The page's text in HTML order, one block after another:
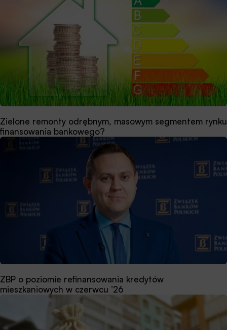
Zielone remonty odrębnym, masowym segmentem rynku
finansowania bankowego?
ZBP o poziomie refinansowania kredytów
mieszkaniowych w czerwcu ’26